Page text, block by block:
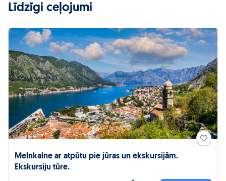
Līdzīgi ceļojumi
Melnkalne ar atpūtu pie jūras un ekskursijām.
Ekskursiju tūre.